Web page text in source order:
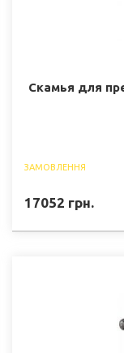
Скамья для
ЗАМОВЛЕННЯ
17052 грн.